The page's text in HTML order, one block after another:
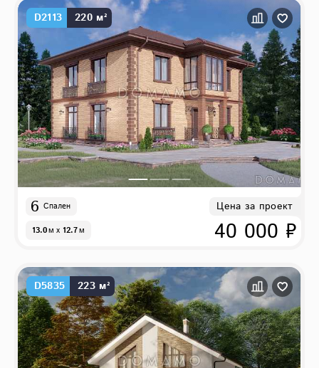
D2113 220 м²
6 Спален
13.0м x 12.7м
Цена за проект
40 000 ₽
D5835 223 м²